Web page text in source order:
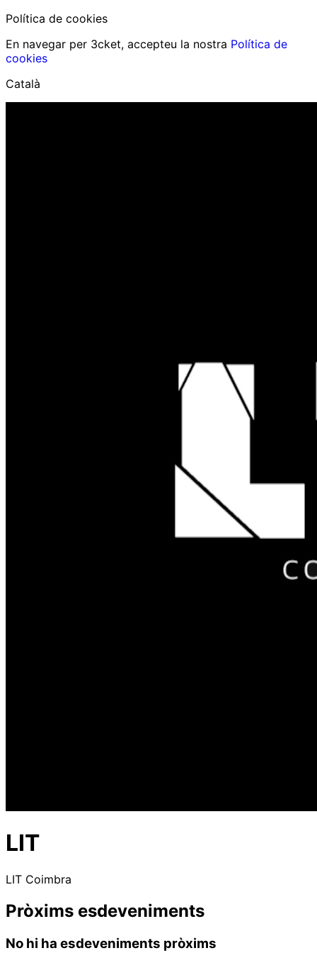
Política de cookies
En navegar per 3cket, accepteu la nostra Política de
cookies
Català
LIT
LIT Coimbra
Pròxims esdeveniments
No hi ha esdeveniments pròxims